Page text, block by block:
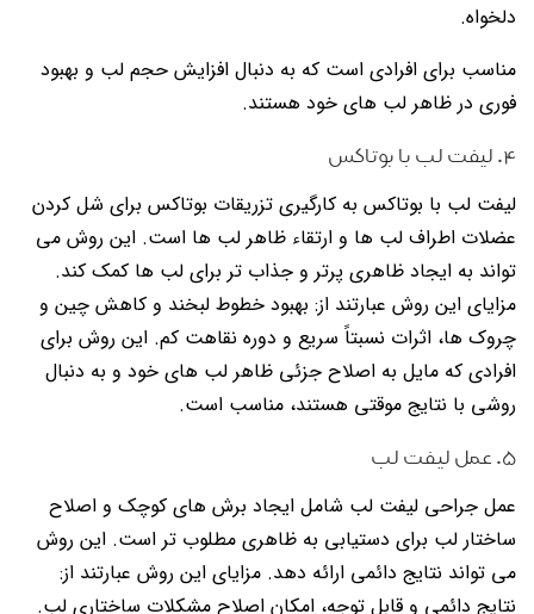
دلخواه.
مناسب برای افرادی است که به دنبال افزایش حجم لب و بهبود
فوری در ظاهر لب های خود هستند.
۴. لیفت لب با بوتاکس
لیفت لب با بوتاکس به کارگیری تزریقات بوتاکس برای شل کردن
عضلات اطراف لب ها و ارتقاء ظاهر لب ها است. این روش می
تواند به ایجاد ظاهری پرتر و جذاب تر برای لب ها کمک کند.
مزایای این روش عبارتند از: بهبود خطوط لبخند و کاهش چین و
چروک ها، اثرات نسبتاً سریع و دوره نقاهت کم. این روش برای
افرادی که مایل به اصلاح جزئی ظاهر لب های خود و به دنبال
روشی با نتایج موقتی هستند، مناسب است.
۵. عمل لیفت لب
عمل جراحی لیفت لب شامل ایجاد برش های کوچک و اصلاح
ساختار لب برای دستیابی به ظاهری مطلوب تر است. این روش
می تواند نتایج دائمی ارائه دهد. مزایای این روش عبارتند از:
نتایج دائمی و قابل توجه، امکان اصلاح مشکلات ساختاری لب.